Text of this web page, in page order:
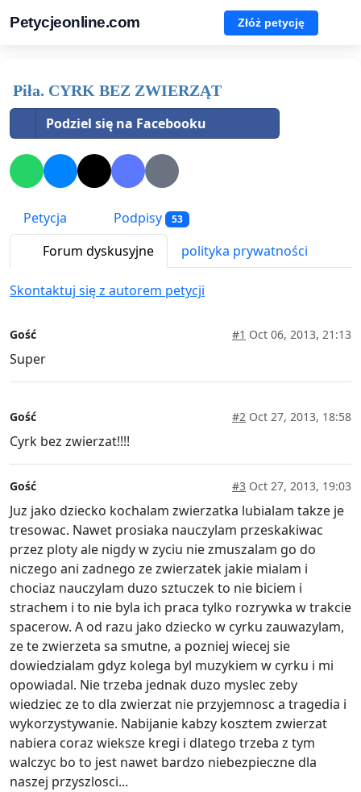
Petycjeonline.com Złóż petycję
Piła. CYRK BEZ ZWIERZĄT
Podziel się na Facebooku
Petycja Podpisy 53
Forum dyskusyjne polityka prywatności
Skontaktuj się z autorem petycji
Gość #1 Oct 06, 2013, 21:13
Super
Gość #2 Oct 27, 2013, 18:58
Cyrk bez zwierzat!!!!
Gość #3 Oct 27, 2013, 19:03
Juz jako dziecko kochalam zwierzatka lubialam takze je
tresowac. Nawet prosiaka nauczylam przeskakiwac
przez ploty ale nigdy w zyciu nie zmuszalam go do
niczego ani zadnego ze zwierzatek jakie mialam i
chociaz nauczylam duzo sztuczek to nie biciem i
strachem i to nie byla ich praca tylko rozrywka w trakcie
spacerow. A od razu jako dziecko w cyrku zauwazylam,
ze te zwierzeta sa smutne, a pozniej wiecej sie
dowiedzialam gdyz kolega byl muzykiem w cyrku i mi
opowiadal. Nie trzeba jednak duzo myslec zeby
wiedziec ze to dla zwierzat nie przyjemnosc a tragedia i
wykorzystywanie. Nabijanie kabzy kosztem zwierzat
nabiera coraz wieksze kregi i dlatego trzeba z tym
walczyc bo to jest nawet bardzo niebezpieczne dla
naszej przyszlosci...